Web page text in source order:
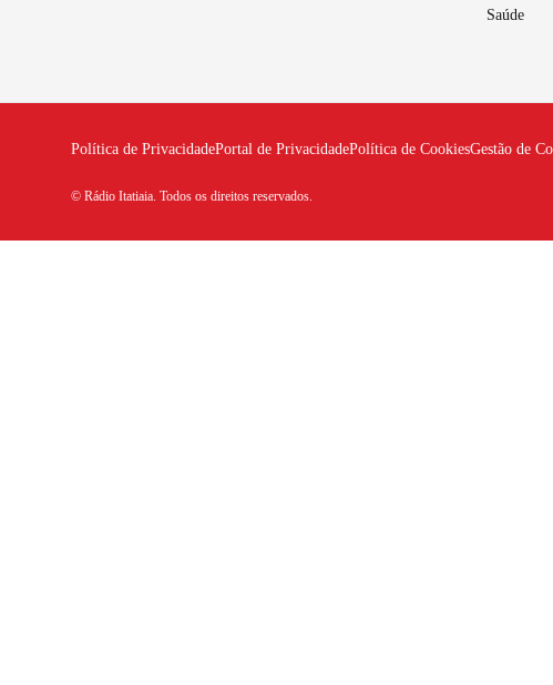
Saúde
Política de PrivacidadePortal de PrivacidadePolítica de CookiesGestão de
© Rádio Itatiaia. Todos os direitos reservados.